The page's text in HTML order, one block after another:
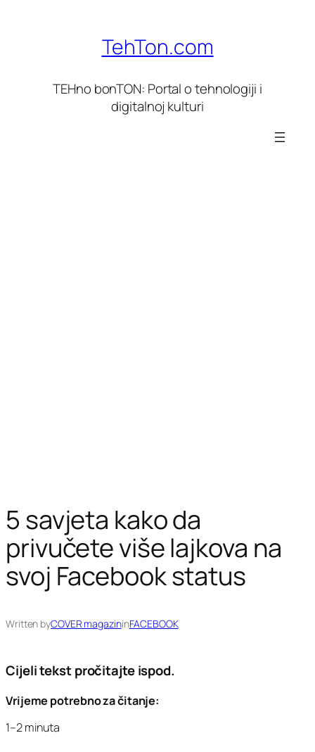
TehTon.com
TEHno bonTON: Portal o tehnologiji i
digitalnoj kulturi
5 savjeta kako da
privučete više lajkova na
svoj Facebook status
Written byCOVER magazininFACEBOOK
Cijeli tekst pročitajte ispod.
Vrijeme potrebno za čitanje:
1–2 minuta